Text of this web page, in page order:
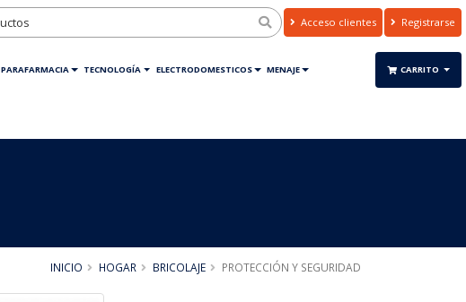
Acceso clientes Registrarse
PARAFARMACIA TECNOLOGÍA ELECTRODOMESTICOS MENAJE CARRITO
INICIO HOGAR BRICOLAJE PROTECCIÓN Y SEGURIDAD